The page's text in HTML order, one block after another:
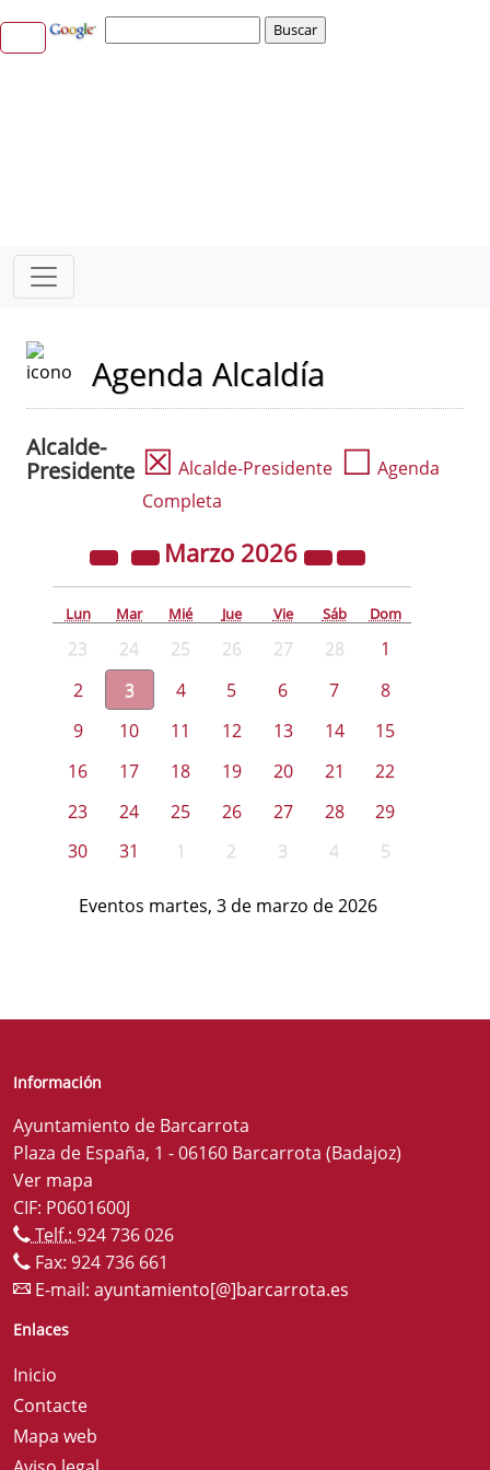
Agenda Alcaldía
Alcalde-
Presidente ☒ Alcalde-Presidente ☐ Agenda
Completa
Marzo 2026
Lun Mar Mié Jue Vie Sáb Dom
23 24 25 26 27 28
1
2
3 4 5 6 7
8
9
10 11 12 13 14
15
16
17 18 19 20 21
22
23
24 25 26 27 28
29
30
31 1 2 3 4 5
Eventos martes, 3 de marzo de 2026
Información
Ayuntamiento de Barcarrota
Plaza de España, 1 - 06160 Barcarrota (Badajoz)
Ver mapa
CIF: P0601600J
Telf.: 924 736 026
Fax: 924 736 661
E-mail: ayuntamiento[@]barcarrota.es
Enlaces
Inicio
Contacte
Mapa web